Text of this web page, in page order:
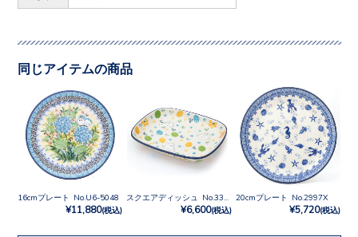
同じアイテムの商品
16cmプレート No.U6-5048
¥11,880(税込) ¥6,600(税込)
20cmプレート No.2997X
¥5,720(税込)